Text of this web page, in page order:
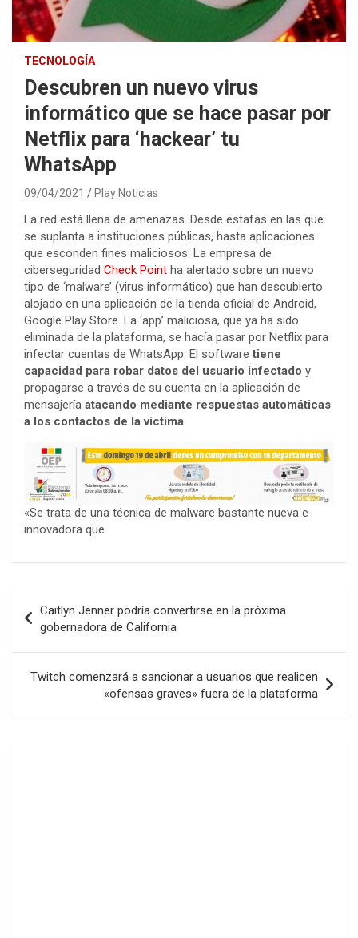
TECNOLOGÍA
Descubren un nuevo virus
informático que se hace pasar por
Netflix para ‘hackear’ tu
WhatsApp
09/04/2021 Play Noticias
La red está llena de amenazas. Desde estafas en las que
se suplanta a instituciones públicas, hasta aplicaciones
que esconden fines maliciosos. La empresa de
ciberseguridad Check Point ha alertado sobre un nuevo
tipo de ‘malware’ (virus informático) que han descubierto
alojado en una aplicación de la tienda oficial de Android,
Google Play Store. La ‘app’ maliciosa, que ya ha sido
eliminada de la plataforma, se hacía pasar por Netflix para
infectar cuentas de WhatsApp. El softwaretiene
capacidad para robar datos del usuario infectado y
propagarse a través de su cuenta en la aplicación de
mensajería atacando mediante respuestas automáticas
a los contactos de la víctima.
«Se trata de una técnica de malware bastante nueva e
innovadora que
de
entradas
Caitlyn Jenner podría convertirse en la próxima
gobernadora de California
Twitch comenzará a sancionar a usuarios que realicen
«ofensas graves» fuera de la plataforma